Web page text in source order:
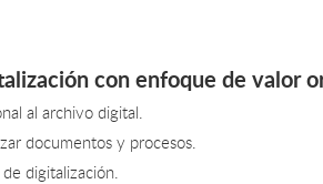
con enfoque de valor
al archivo digital.
documentos y procesos.
digitalización.